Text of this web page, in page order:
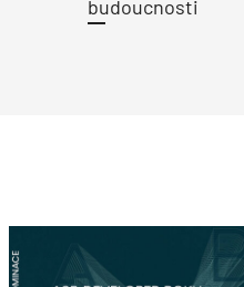
budoucnosti